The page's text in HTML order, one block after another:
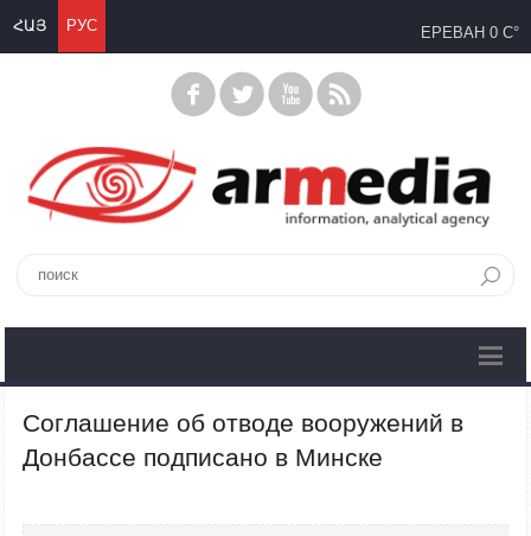
ՀԱՅ РУС ЕРЕВАН 0 C°
Соглашение об отводе вооружений в
Донбассе подписано в Минске